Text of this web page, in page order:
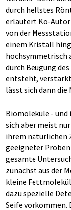
durch hellstes
erläutert Ko-
von der
einem Kristall
hochsymmetrisch
durch Beugung
entsteht,
lässt sich dann
Biomoleküle - und
sich aber meist
ihrem natürlichen
geeigneter
gesamte
zunächst aus der
kleine
dazu spezielle
Seife vorkommen.